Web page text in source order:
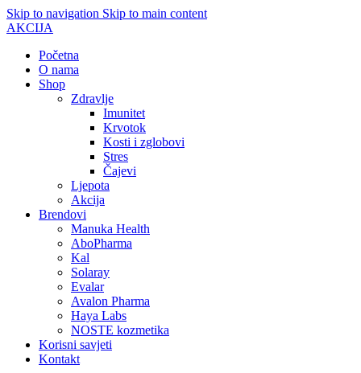
Skip to navigation Skip to main content
AKCIJA
Početna
O nama
Shop
Zdravlje
Imunitet
Krvotok
Kosti i zglobovi
Stres
Čajevi
Ljepota
Akcija
Brendovi
Manuka Health
AboPharma
Kal
Solaray
Evalar
Avalon Pharma
Haya Labs
NOSTE kozmetika
Korisni savjeti
Kontakt